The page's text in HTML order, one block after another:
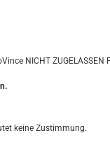
NICHT
keine Zustimmung.